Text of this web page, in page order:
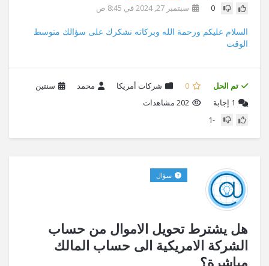
0 سبتمبر 27, 2024 في 8:45 ص
السلام عليكم ورحمة الله وبركاته نشكرك على سؤالك متوسط
الوقت
تم الحل 0 شركات أمريكا محمد
سنتين
1 إجابة
202 مشاهدات
-1
هل يشترط تحويل الاموال من حساب
الشركة الامريكية الى حساب المالك
مباشرة؟
سؤال